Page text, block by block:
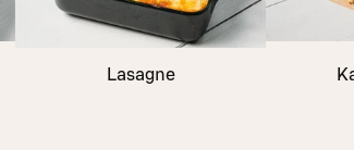
Lasagne